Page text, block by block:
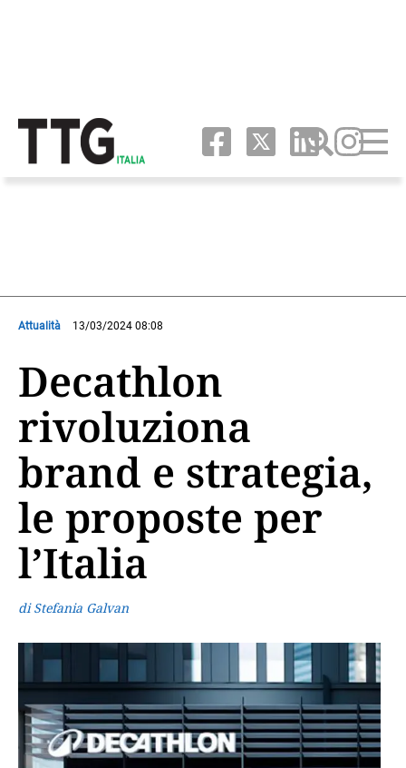
Attualità 13/03/2024 08:08
Decathlon
rivoluziona
brand e strategia,
le proposte per
l’Italia
di Stefania Galvan